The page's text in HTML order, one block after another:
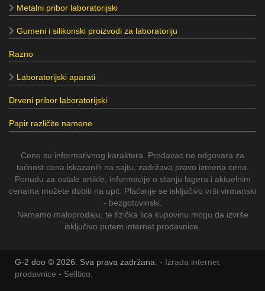
Metalni pribor laboratorijski
Gumeni i silikonski proizvodi za laboratoriju
Razno
Laboratorijski aparati
Drveni pribor laboratorijski
Papir različite namene
Cene su informativnog karaktera. Prodavac ne odgovara za
tačnost cena iskazanih na sajtu, zadržava pravo izmena cena.
Ponudu za ostale artikle, informacije o stanju lagera i aktuelnim
cenama možete dobiti na upit. Plaćanje se isključivo vrši virmanski
- bezgotovinski.
Nemamo maloprodaju, te fizička lica kupovinu mogu da izvrše
isključivo putem internet prodavnice.
G-2 doo © 2026. Sva prava zadržana. - Izrada internet
prodavnice - Selltico.